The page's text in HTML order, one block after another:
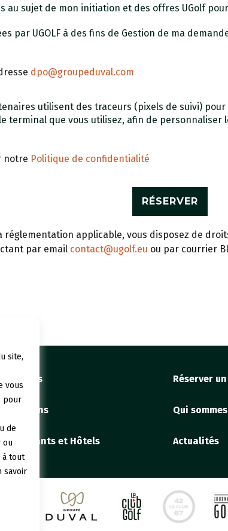
au sujet de mon initiation et des offres UGolf
par UGOLF à des fins de Gestion de ma
dpo@groupeduval.com
utilisent des traceurs (pixels de suivi)
terminal que vous utilisez, afin de
notre Politique de confidentialité
réglementation applicable, vous disposez de
par email contact@ugolf.eu ou par courrier
Nos golfs Réserver
Initiations Qui
Restaurants et Hôtels Actualités
site,
vous
pour
de
ou
à tout
savoir